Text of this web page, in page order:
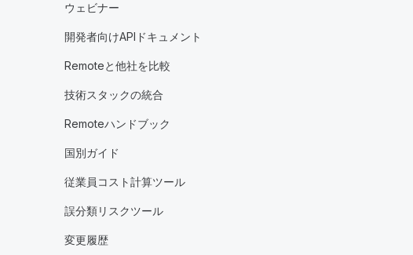
ウェビナー
開発者向けAPIドキュメント
Remoteと他社を比較
技術スタックの統合
Remoteハンドブック
国別ガイド
従業員コスト計算ツール
誤分類リスクツール
変更履歴